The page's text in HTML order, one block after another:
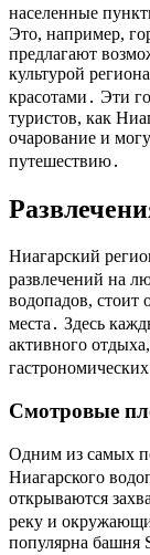
населенные
Это, например,
предлагают
культурой
красотами․ Эти
туристов, как
очарование и
путешествию․
Ниагарский
развлечений на
водопадов, стоит
места․ Здесь
активного
Смотровые
Одним из самых
Ниагарского
открываются
реку и
популярна башня